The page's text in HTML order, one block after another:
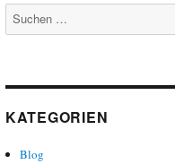
Suchen
nach:
KATEGORIEN
Blog